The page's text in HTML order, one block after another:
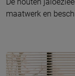
maatwerk en